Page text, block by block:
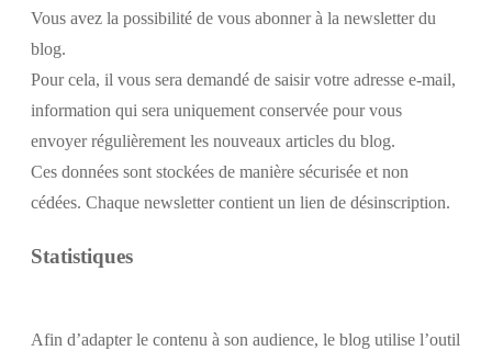
Vous avez la possibilité de vous abonner à la newsletter du
blog.
Pour cela, il vous sera demandé de saisir votre adresse e-mail,
information qui sera uniquement conservée pour vous
envoyer régulièrement les nouveaux articles du blog.
Ces données sont stockées de manière sécurisée et non
cédées. Chaque newsletter contient un lien de désinscription.
Statistiques
Afin d’adapter le contenu à son audience, le blog utilise l’outil